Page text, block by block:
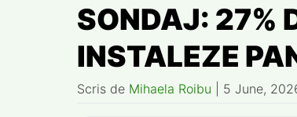
SONDAJ: 27%
INSTALEZE
Scris de Mihaela Roibu 5 June,